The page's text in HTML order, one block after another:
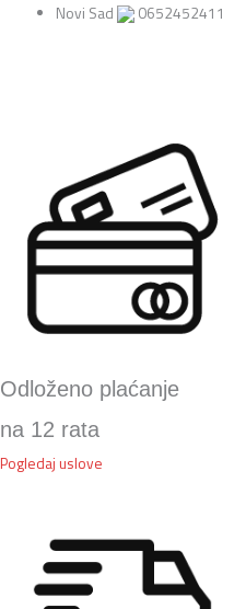
napajanjeNovi Sad
0652452411
Odloženo plaćanje
na 12 rata
Pogledaj uslove